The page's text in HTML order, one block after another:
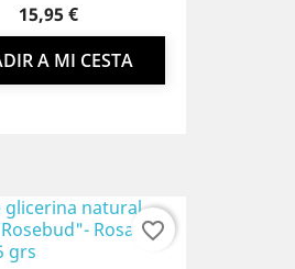
Precio
15,95 €
A MI CESTA
favorite_border